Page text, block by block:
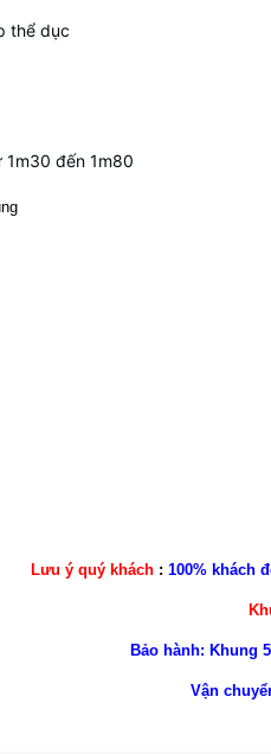
thể dục
từ 1m30 đến 1m80
Lưu ý quý khách : 100% khách
Bảo hành: Khung
Vận